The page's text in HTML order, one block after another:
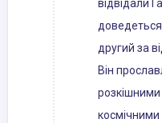
відвідали
другий за
Він